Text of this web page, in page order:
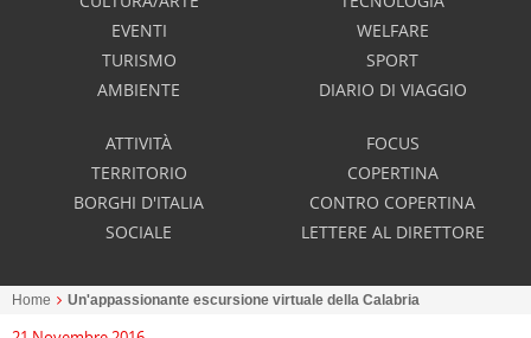
EVENTI
TURISMO
AMBIENTE
WELFARE
SPORT
DIARIO DI VIAGGIO
ATTIVITÀ
TERRITORIO
BORGHI D'ITALIA
SOCIALE
FOCUS
COPERTINA
CONTRO COPERTINA
LETTERE AL DIRETTORE
Home Un'appassionante escursione virtuale della Calabria